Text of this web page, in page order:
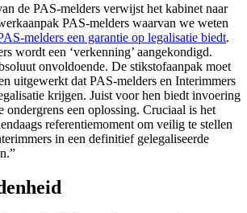
de PAS-melders verwijst het kabinet naar
PAS-melders waarvan we weten
melders een garantie op legalisatie biedt.
wordt een ‘verkenning’ aangekondigd.
onvoldoende. De stikstofaanpak moet
uitgewerkt dat PAS-melders en Interimmers
krijgen. Juist voor hen biedt invoering
ondergrens een oplossing. Cruciaal is het
referentiemoment om veilig te stellen
in een definitief gelegaliseerde